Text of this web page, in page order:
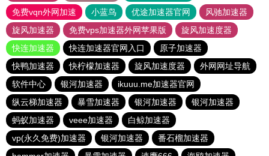
免费vqn外网加速
小蓝鸟 优途加速器官网
风驰加速器
旋风加速器
免费vps加速器外网苹果版
旋风加速度器
快连加速器
快连加速器官网入口
原子加速器
快鸭加速器
快柠檬加速器 旋风加速度器
外网网址导航
软件中心
银河加速器
ikuuu.me加速器官网
纵云梯加速器
暴雪加速器 银河加速器
银河加速器
蚂蚁加速器
veee加速器
白鲸加速器
vp(永久免费)加速器
银河加速器
番石榴加速器